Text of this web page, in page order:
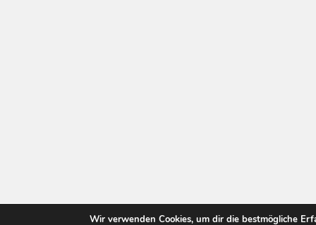
Wir verwenden Cookies, um dir die bestmögliche